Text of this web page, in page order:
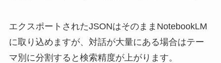
エクスポートされたJSONはそのままNotebookLM
に取り込めますが、対話が大量にある場合はテー
マ別に分割すると検索精度が上がります。